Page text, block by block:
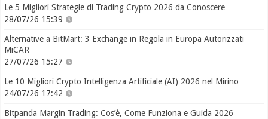
Le 5 Migliori Strategie di Trading Crypto 2026 da Conoscere
28/07/26 15:39
Alternative a BitMart: 3 Exchange in Regola in Europa Autorizzati
MiCAR
27/07/26 15:27
Le 10 Migliori Crypto Intelligenza Artificiale (AI) 2026 nel Mirino
24/07/26 17:42
Bitpanda Margin Trading: Cos’è, Come Funziona e Guida 2026